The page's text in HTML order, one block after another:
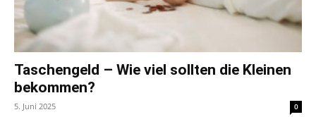
Taschengeld – Wie viel sollten die Kleinen
bekommen?
5. Juni 2025 0